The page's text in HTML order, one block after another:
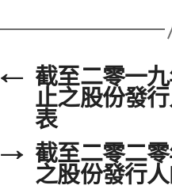
← 截至二零一
止之股份發
表
→ 截至二零二
之股份發行